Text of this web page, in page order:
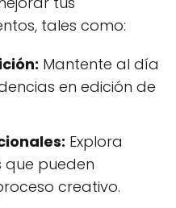
tales como:
Mantente al día
en edición de
Explora
pueden
creativo.